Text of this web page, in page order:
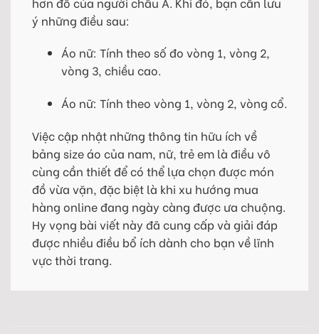
ý những điều sau:
Áo nữ: Tính theo số đo vòng 1, vòng 2,
vòng 3, chiều cao.
Áo nữ: Tính theo vòng 1, vòng 2, vòng cổ.
Việc cập nhật những thông tin hữu ích về
bảng size áo của nam, nữ, trẻ em là điều vô
cùng cần thiết để có thể lựa chọn được món
đồ vừa vặn, đặc biệt là khi xu hướng mua
hàng online đang ngày càng được ưa chuộng.
Hy vọng bài viết này đã cung cấp và giải đáp
được nhiều điều bổ ích dành cho bạn về lĩnh
vực thời trang.